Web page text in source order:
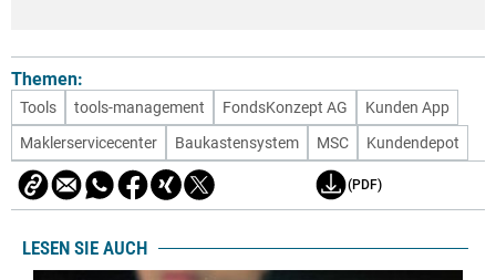
Themen:
Tools tools-management FondsKonzept AG
Kunden App
Maklerservicecenter
Baukastensystem MSC Kundendepot
(PDF)
LESEN SIE AUCH